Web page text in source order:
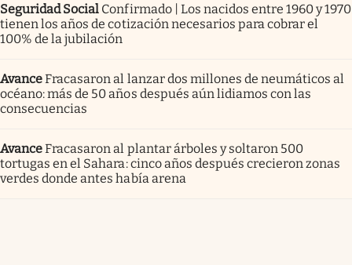
Seguridad Social Confirmado | Los nacidos entre 1960 y 1970
tienen los años de cotización necesarios para cobrar el
100% de la jubilación
AvanceFracasaron al lanzar dos millones de neumáticos al
océano: más de 50 años después aún lidiamos con las
consecuencias
AvanceFracasaron al plantar árboles y soltaron 500
tortugas en el Sahara: cinco años después crecieron zonas
verdes donde antes había arena